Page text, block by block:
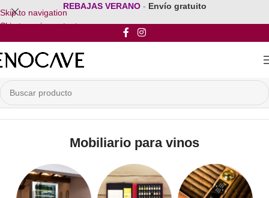
Skip to navigation
Skip to main content
REBAJAS VERANO - Envío gratuito
Inicio/Mobiliario para vinos
Mobiliario para vinos